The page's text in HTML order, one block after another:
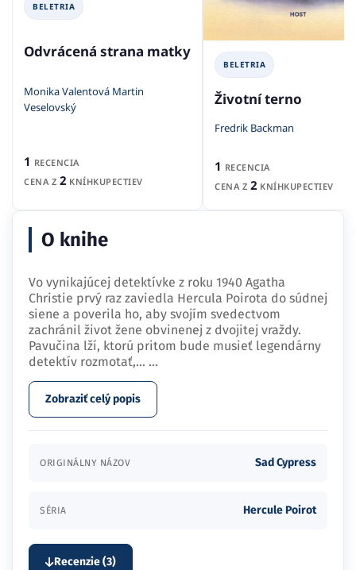
BELETRIA
Odvrácená strana matky
Monika Valentová Martin
Veselovský
1 RECENCIA
CENA Z 2 KNÍHKUPECTIEV
BELETRIA
Životní terno
Fredrik Backman
1 RECENCIA
CENA Z 2 KNÍHKUPECTIEV
O knihe
Vo vynikajúcej detektívke z roku 1940 Agatha
Christie prvý raz zaviedla Hercula Poirota do súdnej
siene a poverila ho, aby svojím svedectvom
zachránil život žene obvinenej z dvojitej vraždy.
Pavučina lží, ktorú pritom bude musieť legendárny
detektív rozmotať,… ...
Zobraziť celý popis
ORIGINÁLNY NÁZOV Sad Cypress
SÉRIA Hercule Poirot
Recenzie (3)